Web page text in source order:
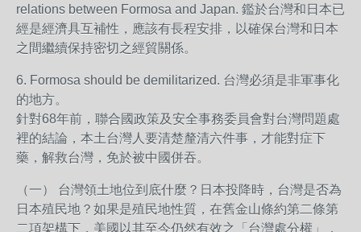
relations between Formosa and Japan. 鑑於台灣和日本已
經是經濟具互補性，應該有長程安排，以確保台灣和日本
之間繼續保持密切之經貿關係。
6. Formosa should be demilitarized. 台灣必須是非軍事化
的地方。
針對68年前，聯合國政策及安全事務委員會對台灣問題處
裡的結論，本土台灣人要清楚釐清六件事，才能對症下
藥，解救台灣，免於被中國併吞。
（一） 台灣領土地位到底什麼？日本投降時，台灣是否為
日本殖民地？如果是殖民地性質，在舊金山條約第二條第
二項架構下，美國以其至今仍然有效之「台灣處分權」，